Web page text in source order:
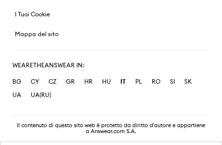
I Tuoi Cookie
Mappa del sito
WEARETHEANSWEAR IN:
BG CY CZ GR HR HU IT PL RO SI
SK
UA
UA(RU)
Il contenuto di questo sito web è protetto da diritto d'autore e appartiene
a Answear.com S.A.